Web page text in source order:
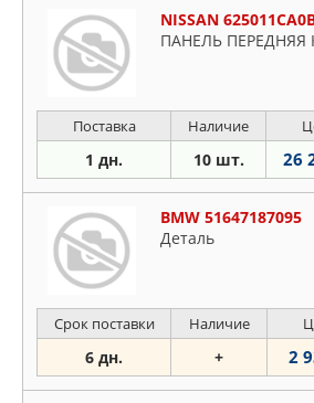
NISSAN
ПАНЕЛЬ ПЕРЕДНЯЯ
Поставка Наличие
1 дн. 10 шт. 26
BMW 51647187095
Деталь
Срок поставки Наличие
6 дн. + 2